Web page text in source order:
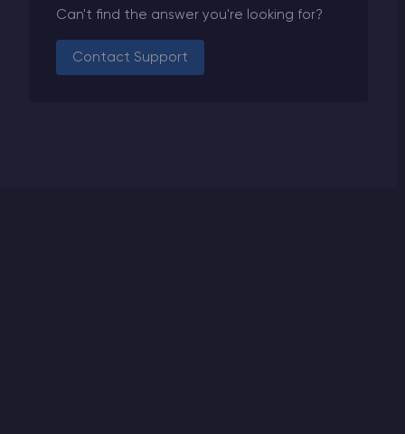
Can't find the answer you're looking for?
Contact Support